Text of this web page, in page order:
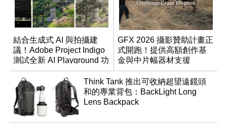
結合生成式 AI 與拍攝建
議！Adobe Project Indigo
測試全新 AI Playground 功
能
GFX 2026 攝影贊助計畫正
式開跑！提供高額創作基
金與中片幅器材支援
Think Tank 推出可收納超望遠鏡頭
和的專業背包：BackLight Long
Lens Backpack